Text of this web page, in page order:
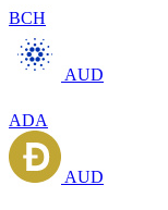
BCH
AUD
ADA
AUD